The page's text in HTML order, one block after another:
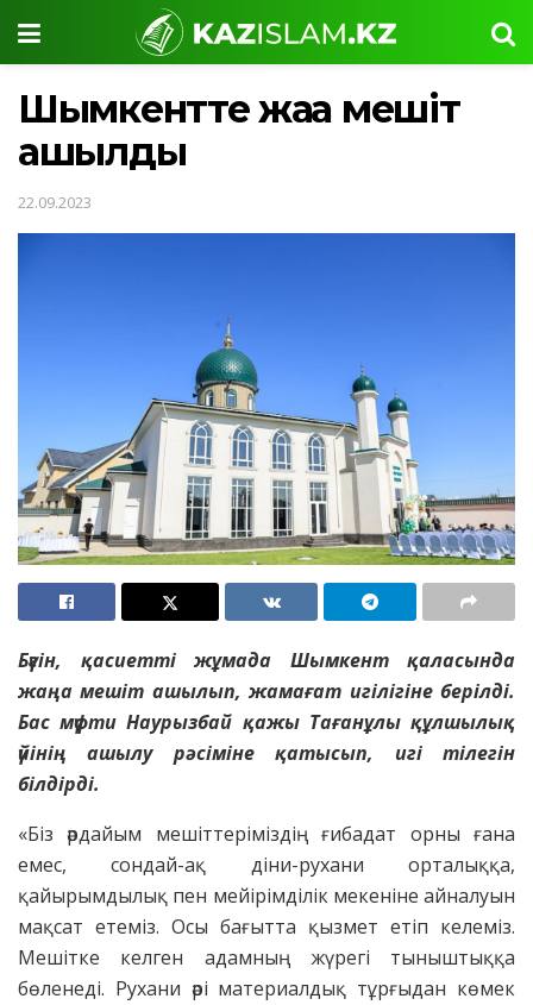
Шымкентте жаңа мешіт
ашылды
22.09.2023
Бүгін, қасиетті жұмада Шымкент қаласында
жаңа мешіт ашылып, жамағат игілігіне берілді.
Бас мүфти Наурызбай қажы Тағанұлы құлшылық
үйінің ашылу рәсіміне қатысып, игі тілегін
білдірді.
«Біз әрдайым мешіттеріміздің ғибадат орны ғана
емес, сондай-ақ діни-рухани орталыққа,
қайырымдылық пен мейірімділік мекеніне айналуын
мақсат етеміз. Осы бағытта қызмет етіп келеміз.
Мешітке келген адамның жүрегі тыныштыққа
бөленеді. Рухани әрі материалдық тұрғыдан көмек